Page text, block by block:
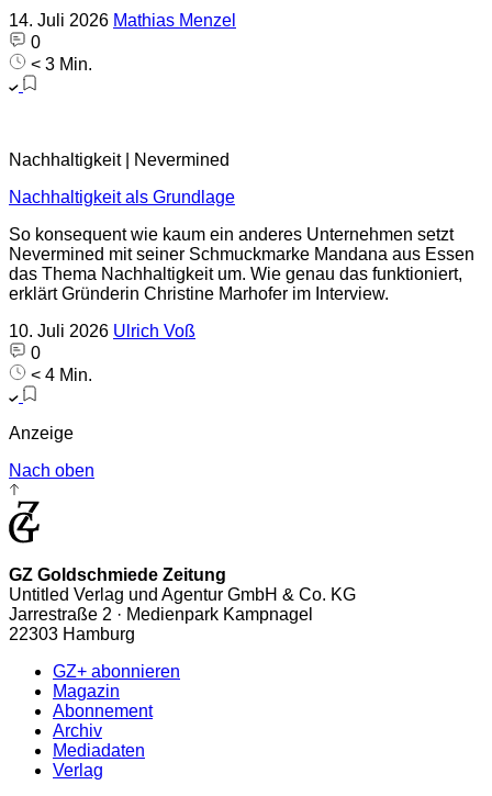
14. Juli 2026 Mathias Menzel
0
< 3 Min.
Nachhaltigkeit | Nevermined
Nachhaltigkeit als Grundlage
So konsequent wie kaum ein anderes Unternehmen setzt
Nevermined mit seiner Schmuckmarke Mandana aus Essen
das Thema Nachhaltigkeit um. Wie genau das funktioniert,
erklärt Gründerin Christine Marhofer im Interview.
10. Juli 2026 Ulrich Voß
0
< 4 Min.
Anzeige
Nach oben
GZ Goldschmiede Zeitung
Untitled Verlag und Agentur GmbH & Co. KG
Jarrestraße 2 · Medienpark Kampnagel
22303 Hamburg
GZ+ abonnieren
Magazin
Abonnement
Archiv
Mediadaten
Verlag